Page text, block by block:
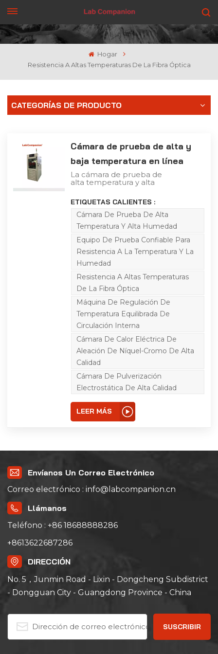
CONSIGUE UNA COTIZACIÓN
Hogar
Resistencia A Altas Temperaturas De La Fibra Óptica
CATEGORÍAS DE PRODUCTO
Cámara de prueba de alta y
baja temperatura en línea
La cámara de prueba de
alta temperatura y alta
para la prueba de
adaptabilidad de
electricistas, productos
electrónicos,
instrumentos y otros
productos, piezas y
materiales para
almacenamiento,
transporte y uso en
ambientes de humedad
y humedad alternados
de alta y baja
temperatura. Es el
equipo de prueba de
confiabilidad para
resistencia al frío,
resistencia al calor,
resistencia a la humedad,
resistencia en seco y
resistencia a altas
temperaturas de fibra
óptica, LCD, cristal,
batería, computadora,
teléfono móvil y otros
productos.
ETIQUETAS CALIENTES :
Cámara De Prueba De Alta
Temperatura Y Alta Humedad
Equipo De Prueba Confiable Para
Resistencia A La Temperatura Y La
Humedad
Resistencia A Altas Temperaturas
De La Fibra Óptica
Máquina De Regulación De
Temperatura Equilibrada De
Circulación Interna
Cámara De Calor Eléctrica De
Aleación De Níquel-Cromo De Alta
Calidad
Cámara De Pulverización
Electrostática De Alta Calidad
LEER MÁS
Envíanos Un Correo Electrónico
Correo electrónico : info@labcompanion.cn
Llámanos
Teléfono : +86 18688888286
+8613622687286
DIRECCIÓN
No. 5，Junmin Road - Lixin - Dongcheng Subdistrict
- Dongguan City - Guangdong Province - China